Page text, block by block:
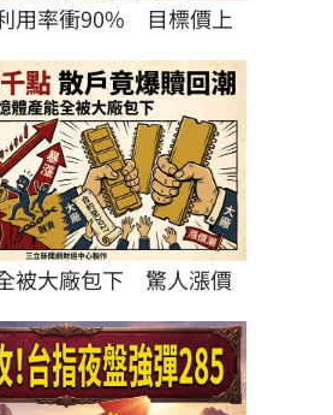
用率衝90%　目標價上
被大廠包下　驚人漲價